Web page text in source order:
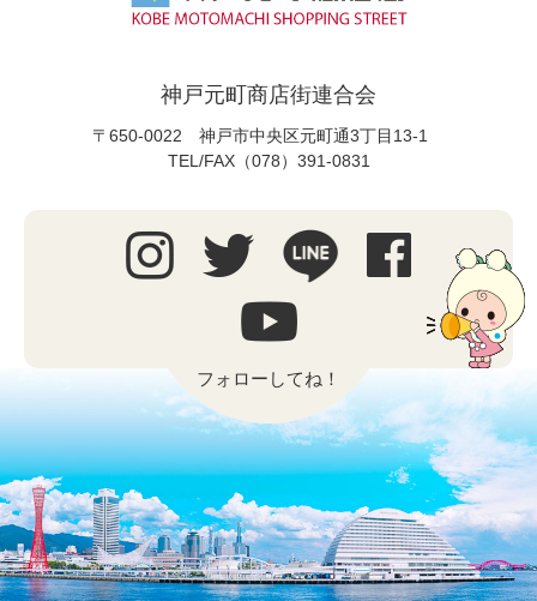
神戸元町商店街連合会
〒650-0022 神戸市中央区元町通3丁目13-1
TEL/FAX（078）391-0831
フォローしてね！